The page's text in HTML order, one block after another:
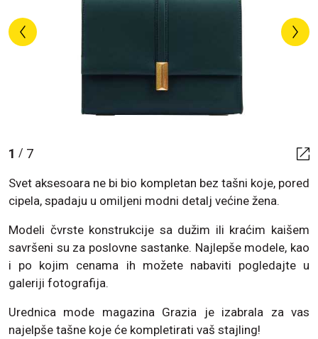
1 / 7
Svet aksesoara ne bi bio kompletan bez tašni koje, pored
cipela, spadaju u omiljeni modni detalj većine žena.
Modeli čvrste konstrukcije sa dužim ili kraćim kaišem
savršeni su za poslovne sastanke. Najlepše modele, kao
i po kojim cenama ih možete nabaviti pogledajte u
galeriji fotografija.
Urednica mode magazina Grazia je izabrala za vas
najelpše tašne koje će kompletirati vaš stajling!